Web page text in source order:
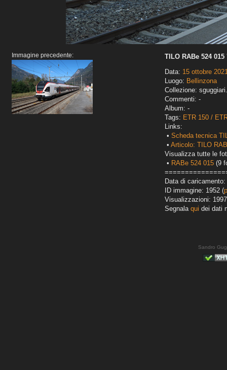
Immagine precedente:
TILO RABe 524
Data: 15 ottobre
Luogo: Bellinzona
Collezione:
Commenti: -
Album: -
Tags: ETR 150 /
Links:
• Scheda tecnica
• Articolo: TILO
Visualizza tutte le
• RABe 524 015 (9
Data di
ID immagine: 1952 (
Visualizzazioni: 1997
Segnala qui dei dati
Sandro